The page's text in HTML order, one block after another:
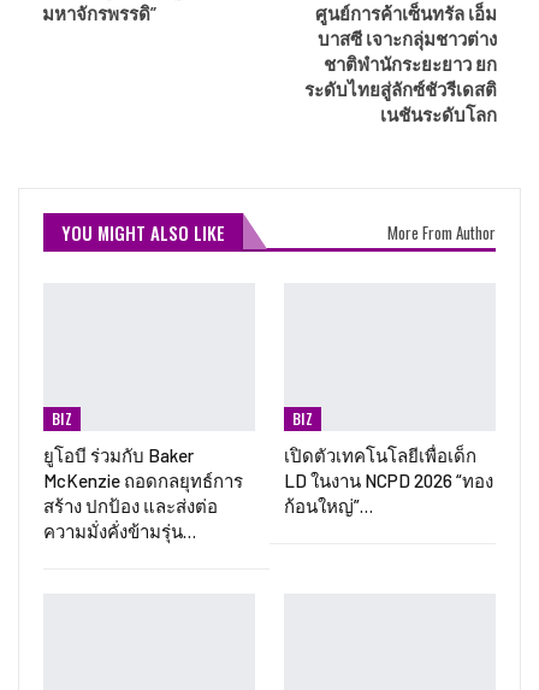
มหาจักรพรรดิ”
ศูนย์การค้าเซ็นทรัล เอ็ม
บาสซี เจาะกลุ่มชาวต่าง
ชาติพำนักระยะยาว ยก
ระดับไทยสู่ลักซ์ชัวรีเดสติ
เนชันระดับโลก
YOU MIGHT ALSO LIKE More From Author
BIZ
ยูโอบี ร่วมกับ Baker
McKenzie ถอดกลยุทธ์การ
สร้าง ปกป้อง และส่งต่อ
ความมั่งคั่งข้ามรุ่น…
BIZ
เปิดตัวเทคโนโลยีเพื่อเด็ก
LD ในงาน NCPD 2026 “ทอง
ก้อนใหญ่”…